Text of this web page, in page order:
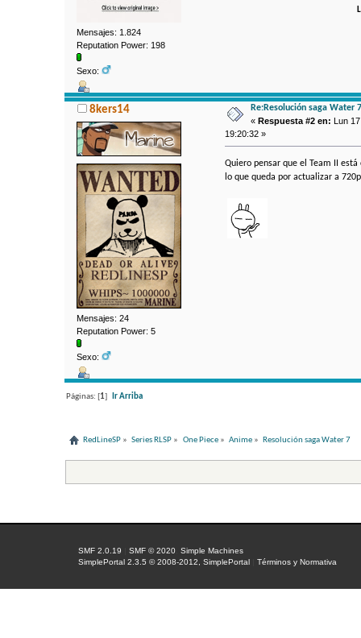
Mensajes: 1.824
Reputation Power: 198
Sexo:
8kers14
Mensajes: 24
Reputation Power: 5
Sexo:
Re:Resolución saga Water
«Respuesta #2 en: Lun
19:20:32 »
Quiero pensar que el Team II
lo que queda por actualizar a
Páginas: [1] Ir Arriba
RedLineSP » Series RLSP » One Piece» Anime » Resolución saga Water 7
SMF 2.0.19 |SMF © 2020 ,Simple Machines
SimplePortal 2.3.5 © 2008-2012, SimplePortal
|Términos y Normativa